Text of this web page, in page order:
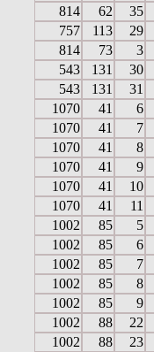
814
62
35
757
113
29
814
73
3
543
131
30
543
131
31
1070
41
6
1070
41
7
1070
41
8
1070
41
9
1070
41
10
1070
41
11
1002
85
5
1002
85
6
1002
85
7
1002
85
8
1002
85
9
1002
88
22
1002
88
23